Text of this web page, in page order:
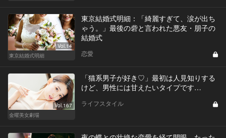
Vol.14
東京結婚式明細
東京結婚式明細：「綺麗すぎて、涙が出ち
ゃう。」最後の砦と言われた悪友・朋子の
結婚式
恋愛
Vol.167
金曜美女劇場
「猫系男子が好き♡」最初は人見知りする
けど、男性には甘えたいタイプです…
ライフスタイル